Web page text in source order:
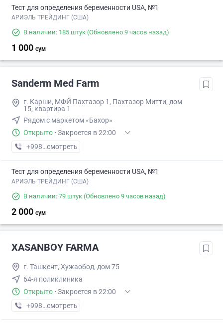
Тест для определения беременности USA, №1
АРИЭЛЬ ТРЕЙДИНГ (США)
В наличии: 185 штук (Обновлено 9 часов назад)
1 000 сум
Sanderm Med Farm
г. Карши, МФЙ Пахтазор 1, Пахтазор Митти, дом
15, квартира 1
Рядом с маркетом «Бахор»
Открыто · Закроется в 22:00
+998 (90) XXX-XX-XX
смотреть
Тест для определения беременности USA, №1
АРИЭЛЬ ТРЕЙДИНГ (США)
В наличии: 79 штук (Обновлено 9 часов назад)
2 000 сум
XASANBOY FARMA
г. Ташкент, Хужаобод, дом 75
64-я поликлиника
Открыто · Закроется в 22:00
+998 (95) XXX-XX-XX
смотреть